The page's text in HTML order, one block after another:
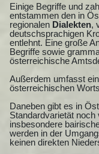
Einige Begriffe und
entstammen den in
regionalen Dialekten,
deutschsprachigen
entlehnt. Eine große
Begriffe sowie
österreichische
Außerdem umfasst
österreichischen
Daneben gibt es in
Standardvarietät
insbesondere
werden in der
keinen direkten